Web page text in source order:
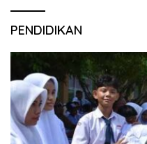
PENDIDIKAN